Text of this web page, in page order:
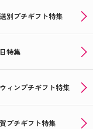
クマドロップス♪
！
別プチギフト特集
特集
ィンプチギフト特集
プチギフト特集